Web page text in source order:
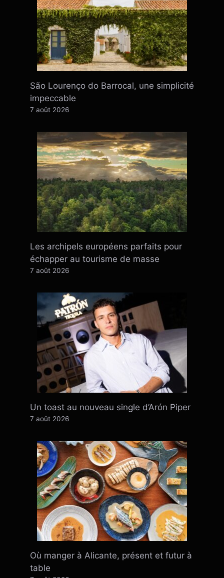
São Lourenço do Barrocal, une simplicité
impeccable
7 août 2026
Les archipels européens parfaits pour
échapper au tourisme de masse
7 août 2026
Un toast au nouveau single d’Arón Piper
7 août 2026
Où manger à Alicante, présent et futur à
table